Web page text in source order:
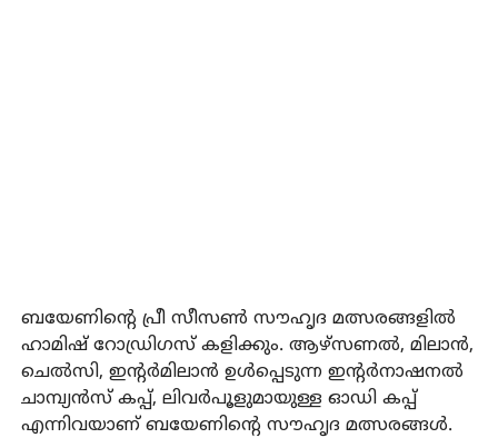
ബയേണിന്റെ പ്രീ സീസണ്‍ സൗഹൃദ മത്സരങ്ങളില്‍
ഹാമിഷ് റോഡ്രിഗസ് കളിക്കും. ആഴ്‌സണല്‍, മിലാന്‍,
ചെല്‍സി, ഇന്റര്‍മിലാന്‍ ഉള്‍പ്പെടുന്ന ഇന്റര്‍നാഷനല്‍
ചാമ്പ്യന്‍സ് കപ്പ്, ലിവര്‍പൂളുമായുള്ള ഓഡി കപ്പ്
എന്നിവയാണ് ബയേണിന്റെ സൗഹൃദ മത്സരങ്ങള്‍.